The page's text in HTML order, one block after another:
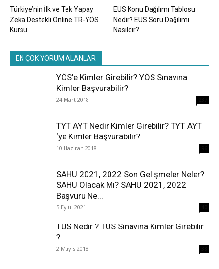
Türkiye’nin İlk ve Tek Yapay
Zeka Destekli Online TR-YÖS
Kursu
EUS Konu Dağılımı Tablosu
Nedir? EUS Soru Dağılımı
Nasıldır?
EN ÇOK YORUM ALANLAR
YÖS’e Kimler Girebilir? YÖS Sınavına
Kimler Başvurabilir?
24 Mart 2018
TYT AYT Nedir Kimler Girebilir? TYT AYT
‘ye Kimler Başvurabilir?
10 Haziran 2018
SAHU 2021, 2022 Son Gelişmeler Neler?
SAHU Olacak Mı? SAHU 2021, 2022
Başvuru Ne...
5 Eylül 2021
TUS Nedir ? TUS Sınavına Kimler Girebilir
?
2 Mayıs 2018